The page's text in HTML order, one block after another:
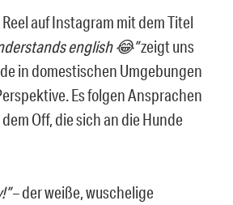
auf Instagram mit dem Titel
ds english 😂”zeigt uns
in domestischen Umgebungen
Es folgen Ansprachen
Off, die sich an die Hunde
– der weiße, wuschelige